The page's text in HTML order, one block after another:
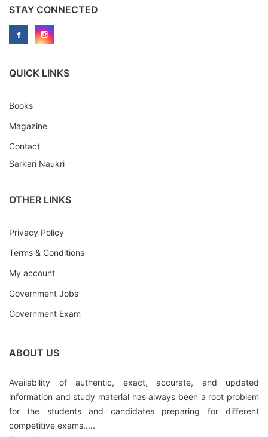
STAY CONNECTED
QUICK LINKS
Books
Magazine
Contact
Sarkari Naukri
OTHER LINKS
Privacy Policy
Terms & Conditions
My account
Government Jobs
Government Exam
ABOUT US
Availability of authentic, exact, accurate, and updated
information and study material has always been a root problem
for the students and candidates preparing for different
competitive exams.....